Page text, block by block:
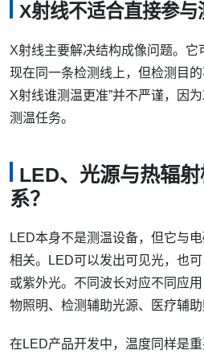
X射线不适合直接参与
X射线主要解决结构成像问题。它
现在同一条检测线上，但检测目的
X射线谁测温更准”并不严谨，因
测温任务。
LED、光源与热辐
系？
LED本身不是测温设备，但它与
相关。LED可以发出可见光，也
或紫外光。不同波长对应不同应
物照明、检测辅助光源、医疗辅助
在LED产品开发中，温度同样是